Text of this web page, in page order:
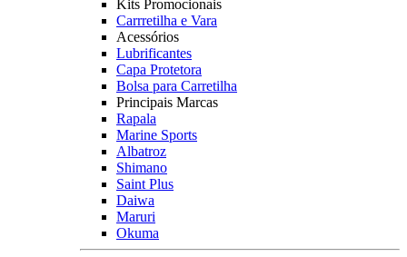
Kits Promocionais
Carrretilha e Vara
Acessórios
Lubrificantes
Capa Protetora
Bolsa para Carretilha
Principais Marcas
Rapala
Marine Sports
Albatroz
Shimano
Saint Plus
Daiwa
Maruri
Okuma